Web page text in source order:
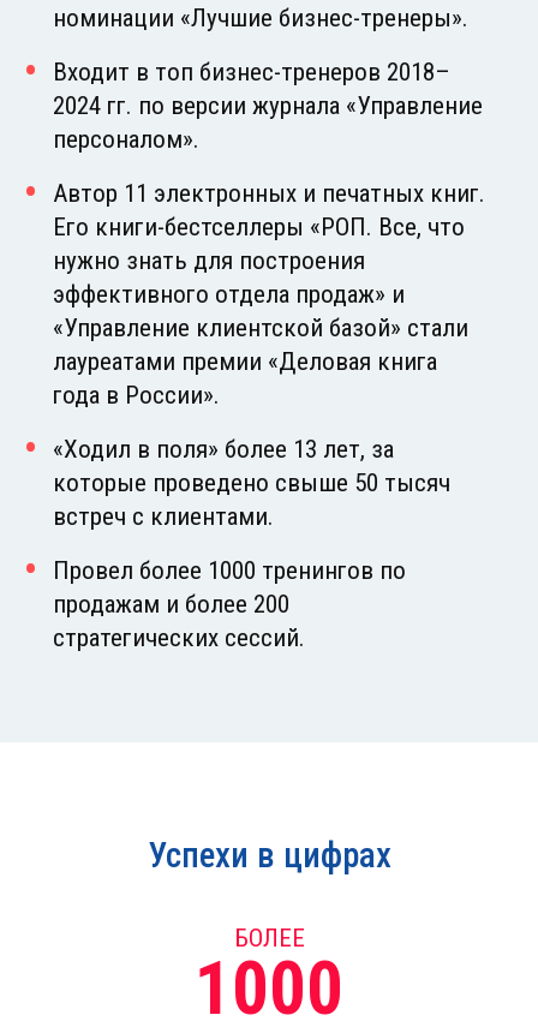
номинации «Лучшие бизнес-тренеры».
Входит в топ бизнес-тренеров 2018–
2024 гг. по версии журнала «Управление
персоналом».
Автор 11 электронных и печатных книг.
Его книги-бестселлеры «РОП. Все, что
нужно знать для построения
эффективного отдела продаж» и
«Управление клиентской базой» стали
лауреатами премии «Деловая книга
года в России».
«Ходил в поля» более 13 лет, за
которые проведено свыше 50 тысяч
встреч с клиентами.
Провел более 1000 тренингов по
продажам и более 200
стратегических сессий.
Успехи в цифрах
БОЛЕЕ
1000